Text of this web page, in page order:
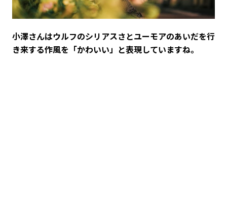
――小澤さんはウルフのシリアスさとユーモアのあいだを行
き来する作風を「かわいい」と表現していますね。